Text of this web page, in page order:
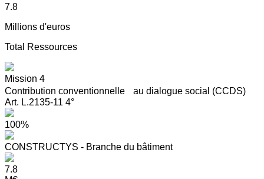
7.8
Millions d'euros
Total Ressources
Mission 4
Contribution conventionnelle au dialogue social (CCDS)
Art. L.2135-11 4°
100%
CONSTRUCTYS - Branche du bâtiment
7.8